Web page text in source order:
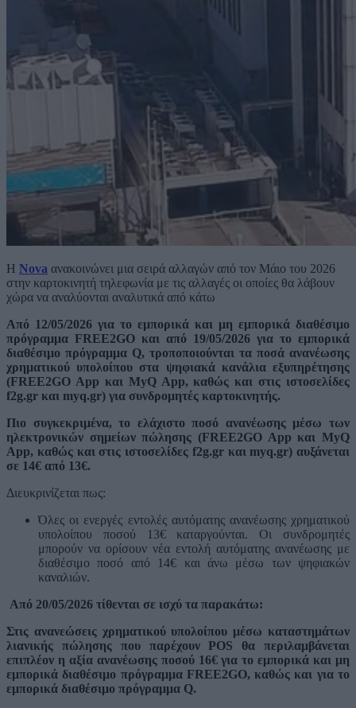
Η Nova ανακοινώνει μια σειρά αλλαγών από τον Μάιο του 2026
στην καρτοκινητή τηλεφωνία με τις αλλαγές οι οποίες θα λάβουν
χώρα να αναλύονται αναλυτικά από κάτω
Από 12/05/2026 για το εμπορικά και μη εμπορικά διαθέσιμο
πρόγραμμα FREE2GO και από 19/05/2026 για το εμπορικά
διαθέσιμο πρόγραμμα Q, τροποποιούνται τα ποσά ανανέωσης
χρηματικού υπολοίπου στα ψηφιακά κανάλια εξυπηρέτησης
(FREE2GO App και MyQ App, καθώς και στις ιστοσελίδες
f2g.gr και myq.gr) για συνδρομητές καρτοκινητής.
Πιο συγκεκριμένα, το ελάχιστο ποσό ανανέωσης μέσω των
ηλεκτρονικών σημείων πώλησης (FREE2GO App και MyQ
App, καθώς και στις ιστοσελίδες f2g.gr και myq.gr) αυξάνεται
σε 14€ από 13€.
Διευκρινίζεται πως:
Όλες οι ενεργές εντολές αυτόματης ανανέωσης χρηματικού
υπολοίπου ποσού 13€ καταργούνται. Οι συνδρομητές
μπορούν να ορίσουν νέα εντολή αυτόματης ανανέωσης με
διαθέσιμο ποσό από 14€ και άνω μέσω των ψηφιακών
καναλιών.
Από 20/05/2026 τίθενται σε ισχύ τα παρακάτω:
Στις ανανεώσεις χρηματικού υπολοίπου μέσω καταστημάτων
λιανικής πώλησης που παρέχουν POS θα περιλαμβάνεται
επιπλέον η αξία ανανέωσης ποσού 16€ για το εμπορικά και μη
εμπορικά διαθέσιμο πρόγραμμα FREE2GO, καθώς και για το
εμπορικά διαθέσιμο πρόγραμμα Q.